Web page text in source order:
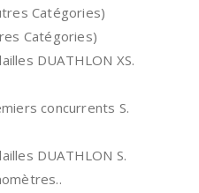
Catégories)
Catégories)
DUATHLON XS.
concurrents S.
DUATHLON S.